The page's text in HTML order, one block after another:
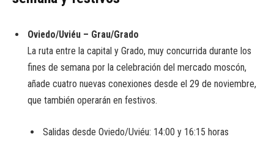
Oviedo/Uviéu – Grau/Grado
La ruta entre la capital y Grado, muy concurrida durante los
fines de semana por la celebración del mercado moscón,
añade cuatro nuevas conexiones desde el 29 de noviembre,
que también operarán en festivos.
Salidas desde Oviedo/Uviéu: 14:00 y 16:15 horas